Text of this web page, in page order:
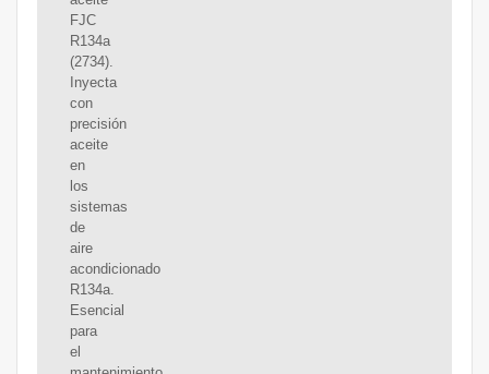
FJC
R134a
(2734).
Inyecta
con
precisión
aceite
en
los
sistemas
de
aire
acondicionado
R134a.
Esencial
para
el